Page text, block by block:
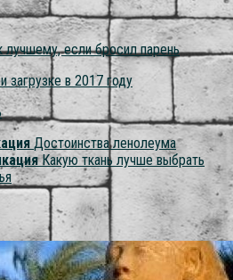
лучшему, если бросил парень
загрузке в 2017 году
Достоинства ленолеума
Какую ткань лучше выбрать